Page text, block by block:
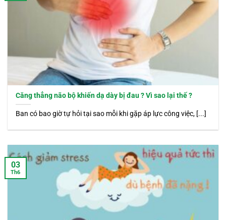
Căng thẳng não bộ khiến dạ dày bị đau ? Vì sao lại thế ?
Ban có bao giờ tự hỏi tại sao mỗi khi gặp áp lực công việc, [...]
03
Th6